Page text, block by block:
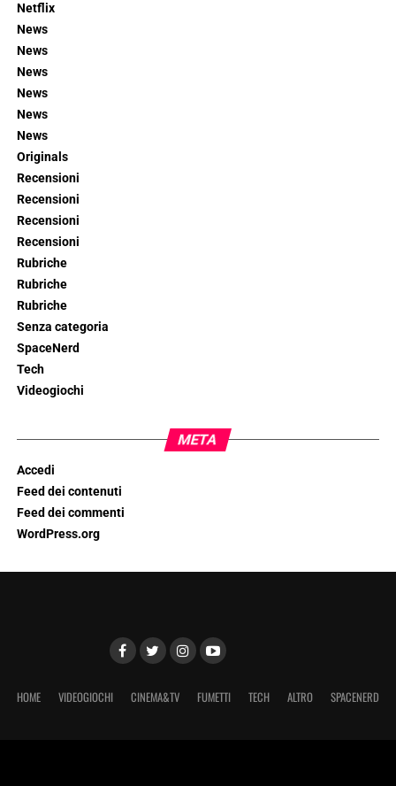
Netflix
News
News
News
News
News
News
Originals
Recensioni
Recensioni
Recensioni
Recensioni
Rubriche
Rubriche
Rubriche
Senza categoria
SpaceNerd
Tech
Videogiochi
META
Accedi
Feed dei contenuti
Feed dei commenti
WordPress.org
HOME VIDEOGIOCHI CINEMA&TV FUMETTI TECH ALTRO SPACENERD